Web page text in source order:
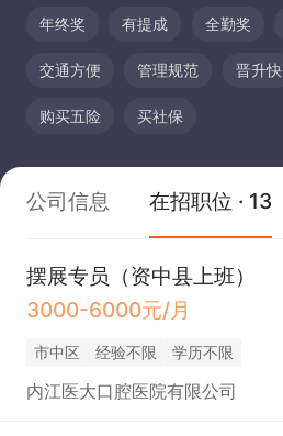
年终奖 有提成 全勤奖
交通方便 管理规范 晋升快
购买五险 买社保
公司信息 在招职位 · 13
摆展专员（资中县上班）
3000-6000元/月
市中区 经验不限 学历不限
内江医大口腔医院有限公司